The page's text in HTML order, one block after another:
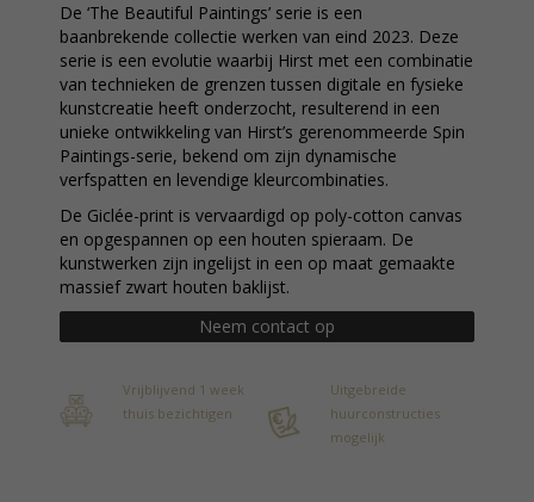
De ‘The Beautiful Paintings’ serie is een
baanbrekende collectie werken van eind 2023. Deze
serie is een evolutie waarbij Hirst met een combinatie
van technieken de grenzen tussen digitale en fysieke
kunstcreatie heeft onderzocht, resulterend in een
unieke ontwikkeling van Hirst’s gerenommeerde Spin
Paintings-serie, bekend om zijn dynamische
verfspatten en levendige kleurcombinaties.
De Giclée-print is vervaardigd op poly-cotton canvas
en opgespannen op een houten spieraam. De
kunstwerken zijn ingelijst in een op maat gemaakte
massief zwart houten baklijst.
Neem contact op
Vrijblijvend 1 week
thuis bezichtigen
Uitgebreide
huurconstructies
mogelijk